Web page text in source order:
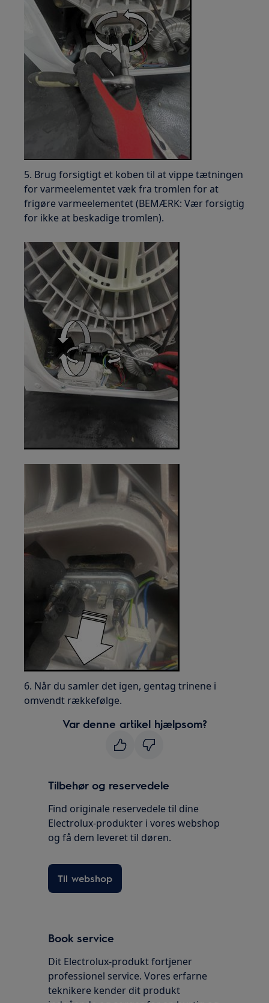
5. Brug forsigtigt et koben til at vippe tætningen
for varmeelementet væk fra tromlen for at
frigøre varmeelementet (BEMÆRK: Vær forsigtig
for ikke at beskadige tromlen).
6. Når du samler det igen, gentag trinene i
omvendt rækkefølge.
Var denne artikel hjælpsom?
Tilbehør og reservedele
Find originale reservedele til dine
Electrolux-produkter i vores webshop
og få dem leveret til døren.
Til webshop
Book service
Dit Electrolux-produkt fortjener
professionel service. Vores erfarne
teknikere kender dit produkt